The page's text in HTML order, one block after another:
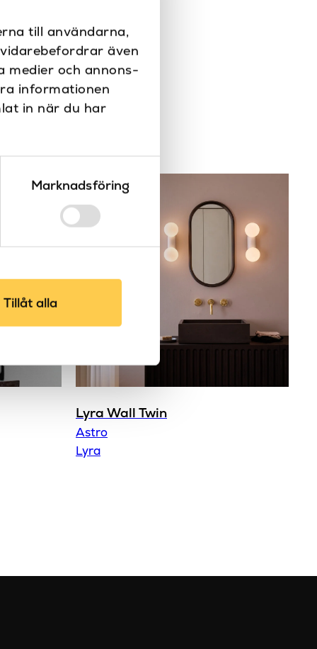
till användarna,
även
medier och annons-
informationen
in när du har
Marknadsföring
Tillåt alla
E14
Nej
Astro
Lyra Wall Twin
Astro
Lyra